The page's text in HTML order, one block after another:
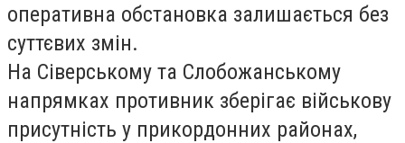
оперативна обстановка залишається без
суттєвих змін.
На Сіверському та Слобожанському
напрямках противник зберігає військову
присутність у прикордонних районах,